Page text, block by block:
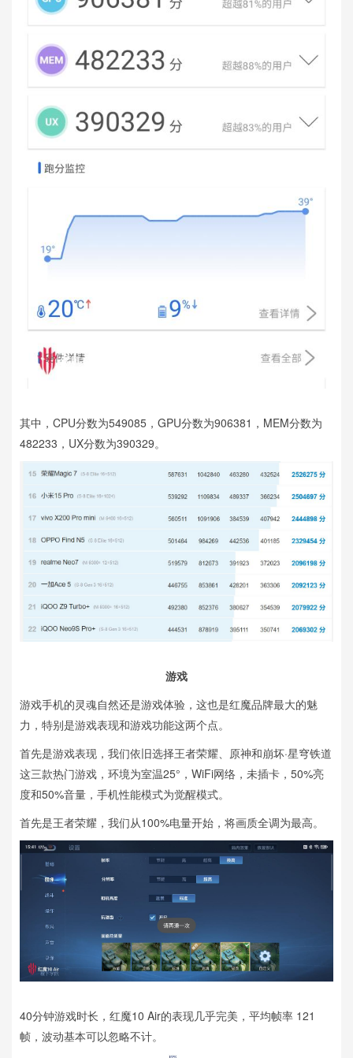
其中，CPU分数为549085，GPU分数为906381，MEM分数为
482233，UX分数为390329。
游戏
游戏手机的灵魂自然还是游戏体验，这也是红魔品牌最大的魅
力，特别是游戏表现和游戏功能这两个点。
首先是游戏表现，我们依旧选择王者荣耀、原神和崩坏·星穹铁道
这三款热门游戏，环境为室温25°，WiFi网络，未插卡，50%亮
度和50%音量，手机性能模式为觉醒模式。
首先是王者荣耀，我们从100%电量开始，将画质全调为最高。
40分钟游戏时长，红魔10 Air的表现几乎完美，平均帧率 121
帧，波动基本可以忽略不计。